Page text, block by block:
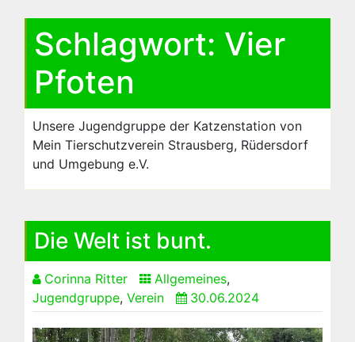
Schlagwort: Vier
Pfoten
Unsere Jugendgruppe der Katzenstation von
Mein Tierschutzverein Strausberg, Rüdersdorf
und Umgebung e.V.
Die Welt ist bunt.
Corinna Ritter Allgemeines,
Jugendgruppe, Verein 30.06.2024